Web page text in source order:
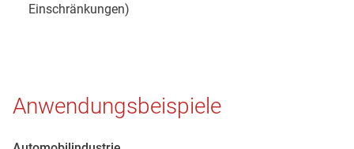
Einschränkungen)
Anwendungsbeispiele